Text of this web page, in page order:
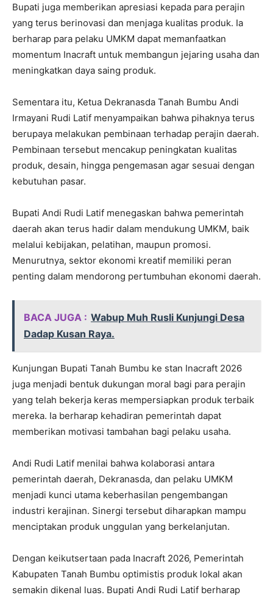
Bupati juga memberikan apresiasi kepada para perajin
yang terus berinovasi dan menjaga kualitas produk. Ia
berharap para pelaku UMKM dapat memanfaatkan
momentum Inacraft untuk membangun jejaring usaha dan
meningkatkan daya saing produk.
Sementara itu, Ketua Dekranasda Tanah Bumbu Andi
Irmayani Rudi Latif menyampaikan bahwa pihaknya terus
berupaya melakukan pembinaan terhadap perajin daerah.
Pembinaan tersebut mencakup peningkatan kualitas
produk, desain, hingga pengemasan agar sesuai dengan
kebutuhan pasar.
Bupati Andi Rudi Latif menegaskan bahwa pemerintah
daerah akan terus hadir dalam mendukung UMKM, baik
melalui kebijakan, pelatihan, maupun promosi.
Menurutnya, sektor ekonomi kreatif memiliki peran
penting dalam mendorong pertumbuhan ekonomi daerah.
BACA JUGA : Wabup Muh Rusli Kunjungi Desa
Dadap Kusan Raya.
Kunjungan Bupati Tanah Bumbu ke stan Inacraft 2026
juga menjadi bentuk dukungan moral bagi para perajin
yang telah bekerja keras mempersiapkan produk terbaik
mereka. Ia berharap kehadiran pemerintah dapat
memberikan motivasi tambahan bagi pelaku usaha.
Andi Rudi Latif menilai bahwa kolaborasi antara
pemerintah daerah, Dekranasda, dan pelaku UMKM
menjadi kunci utama keberhasilan pengembangan
industri kerajinan. Sinergi tersebut diharapkan mampu
menciptakan produk unggulan yang berkelanjutan.
Dengan keikutsertaan pada Inacraft 2026, Pemerintah
Kabupaten Tanah Bumbu optimistis produk lokal akan
semakin dikenal luas. Bupati Andi Rudi Latif berharap